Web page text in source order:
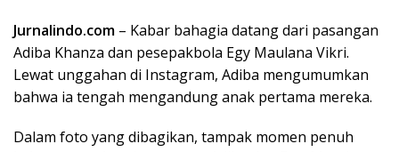
Jurnalindo.com – Kabar bahagia datang dari pasangan
Adiba Khanza dan pesepakbola Egy Maulana Vikri.
Lewat unggahan di Instagram, Adiba mengumumkan
bahwa ia tengah mengandung anak pertama mereka.
Dalam foto yang dibagikan, tampak momen penuh